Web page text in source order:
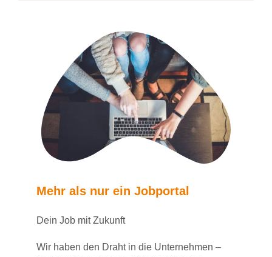
Mehr als nur ein Jobportal
Dein Job mit Zukunft
Wir haben den Draht in die Unternehmen –